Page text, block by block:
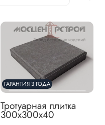
ГАРАНТИЯ 3 ГОДА
Тротуарная плитка
300х300х40